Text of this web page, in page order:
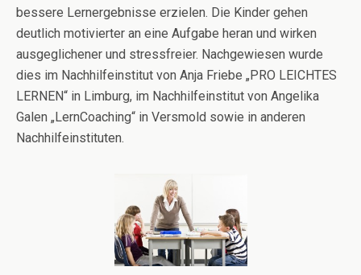
bessere Lernergebnisse erzielen. Die Kinder gehen
deutlich motivierter an eine Aufgabe heran und wirken
ausgeglichener und stressfreier. Nachgewiesen wurde
dies im Nachhilfeinstitut von Anja Friebe „PRO LEICHTES
LERNEN“ in Limburg, im Nachhilfeinstitut von Angelika
Galen „LernCoaching“ in Versmold sowie in anderen
Nachhilfeinstituten.